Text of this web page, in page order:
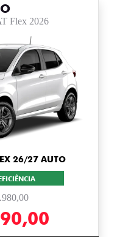
Flex 2026
26/27 AUTO